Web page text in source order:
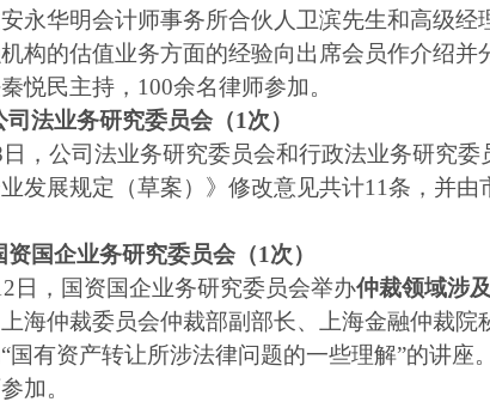
永华明会计师事务所合伙人卫滨先生和高级经
构的估值业务方面的经验向出席会员作介绍并
悦民主持， 100余名律师参加。
司法业务研究委员会（1次）
日，公司法业务研究委员会和行政法业务研究
发展规定（草案）》修改意见共计11条，并由
资国企业务研究委员会（1次）
日，国资国企业务研究委员会举办仲裁领域涉
海仲裁委员会仲裁部副部长、上海金融仲裁院
国有资产转让所涉法律问题的一些理解”的讲座
加。